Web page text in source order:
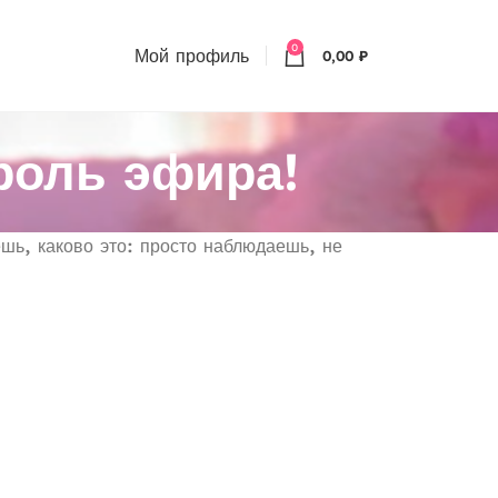
Мой профиль 0 0,00 ₽
эфира!
каково это: просто наблюдаешь, не